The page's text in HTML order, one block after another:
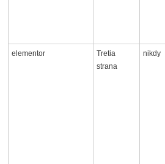
elementor
Tretia
strana
nikdy